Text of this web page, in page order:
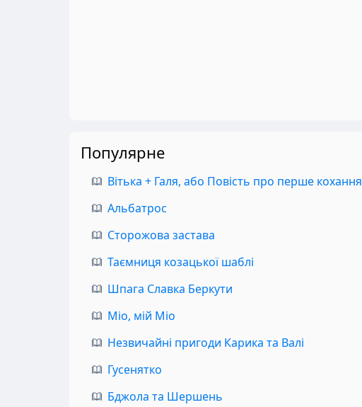
Популярне
Вітька + Галя, або Повість про перше кохання
Альбатрос
Сторожова застава
Таємниця козацької шаблі
Шпага Славка Беркути
Міо, мій Міо
Незвичайні пригоди Карика та Валі
Гусенятко
Бджола та Шершень